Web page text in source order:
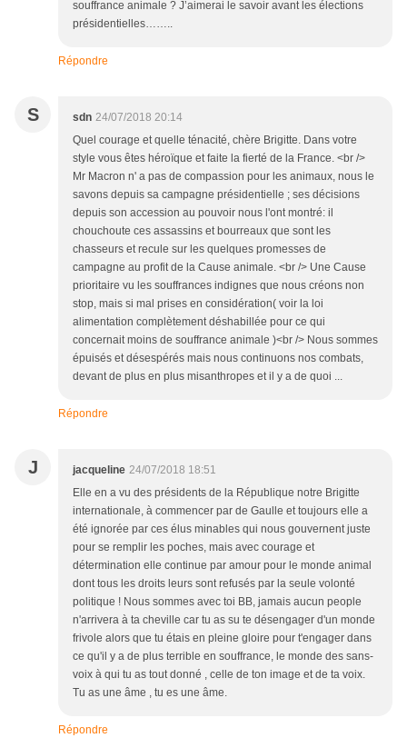
souffrance animale ? J’aimerai le savoir avant les élections
présidentielles……..
Répondre
S sdn 24/07/2018 20:14
Quel courage et quelle ténacité, chère Brigitte. Dans votre
style vous êtes héroïque et faite la fierté de la France. <br />
Mr Macron n' a pas de compassion pour les animaux, nous le
savons depuis sa campagne présidentielle ; ses décisions
depuis son accession au pouvoir nous l'ont montré: il
chouchoute ces assassins et bourreaux que sont les
chasseurs et recule sur les quelques promesses de
campagne au profit de la Cause animale. <br /> Une Cause
prioritaire vu les souffrances indignes que nous créons non
stop, mais si mal prises en considération( voir la loi
alimentation complètement déshabillée pour ce qui
concernait moins de souffrance animale )<br /> Nous sommes
épuisés et désespérés mais nous continuons nos combats,
devant de plus en plus misanthropes et il y a de quoi ...
Répondre
J jacqueline 24/07/2018 18:51
Elle en a vu des présidents de la République notre Brigitte
internationale, à commencer par de Gaulle et toujours elle a
été ignorée par ces élus minables qui nous gouvernent juste
pour se remplir les poches, mais avec courage et
détermination elle continue par amour pour le monde animal
dont tous les droits leurs sont refusés par la seule volonté
politique ! Nous sommes avec toi BB, jamais aucun people
n'arrivera à ta cheville car tu as su te désengager d'un monde
frivole alors que tu étais en pleine gloire pour t'engager dans
ce qu'il y a de plus terrible en souffrance, le monde des sans-
voix à qui tu as tout donné , celle de ton image et de ta voix.
Tu as une âme , tu es une âme.
Répondre